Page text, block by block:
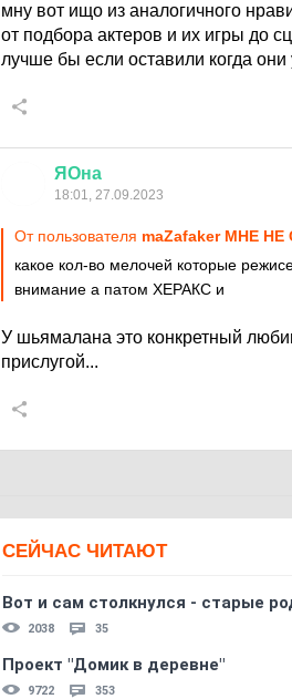
мну вот ищо из аналогичного
от подбора актеров и их игры до
лучше бы если оставили когда
ЯОна
18:01, 27.09.2023
От пользователя maZafaker МНЕ
какое кол-во мелочей которые
внимание а патом ХЕРАКС и
У шьямалана это конкретный
прислугой...
СЕЙЧАС ЧИТАЮТ
Вот и сам столкнулся - старые
2038 35
Проект "Домик в деревне"
9722 353